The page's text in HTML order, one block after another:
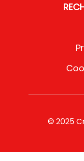
© 2025